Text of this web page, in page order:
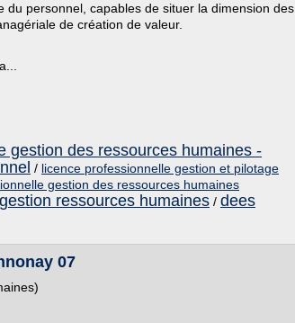
personnel, capables de situer la dimension des
de création de valeur.
gestion des ressources humaines -
/ licence professionnelle gestion et pilotage
gestion des ressources humaines
ressources humaines / dees
07